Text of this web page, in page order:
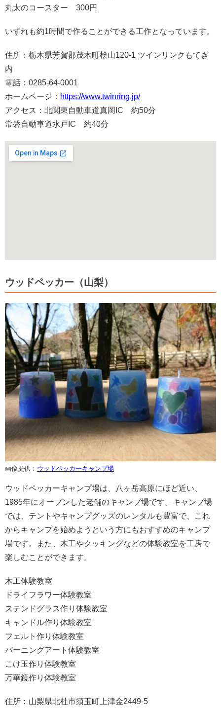
丸太のコースター 300円
いずれも約1時間で作ることができる工作となっています。
住所：栃木県芳賀郡茂木町桧山120-1 ツインリンクもてぎ
内
電話：0285-64-0001
ホームページ： https://www.twinring.jp/
アクセス：北関東自動車道真岡IC 約50分
常磐自動車道水戸IC 約40分
ウッドペッカー（山梨）
画像提供： ウッドペッカーキャンプ場
ウッドペッカーキャンプ場は、八ヶ岳高原にほど近い、
1985年にオープンした老舗のキャンプ場です。キャンプ場
では、テントやキャンプグッズのレンタルも豊富で、これ
からキャンプを始めようという方にもおすすめのキャンプ
場です。また、木工やクッキングなどの体験教室を工房で
楽しむことができます。
木工体験教室
ドライフラワー体験教室
ステンドグラス作り体験教室
キャンドル作り体験教室
フェルト作り体験教室
バーニングアート体験教室
こけ玉作り体験教室
万華鏡作り体験教室
住所：山梨県北杜市須玉町上津金2449-5